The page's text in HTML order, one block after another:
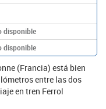
disponible
disponible
(Francia) está bien
entre las dos
en tren Ferrol